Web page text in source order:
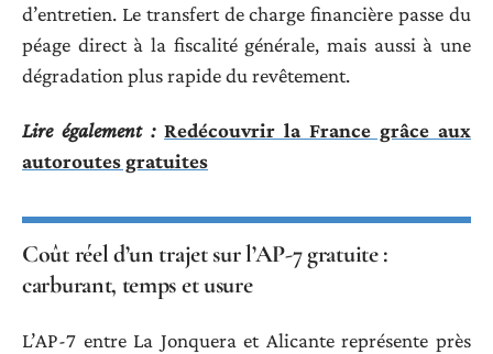
d’entretien. Le transfert de charge financière passe du
péage direct à la fiscalité générale, mais aussi à une
dégradation plus rapide du revêtement.
Lire également : Redécouvrir la France grâce aux
autoroutes gratuites
Coût réel d’un trajet sur l’AP-7 gratuite :
carburant, temps et usure
L’AP-7 entre La Jonquera et Alicante représente près